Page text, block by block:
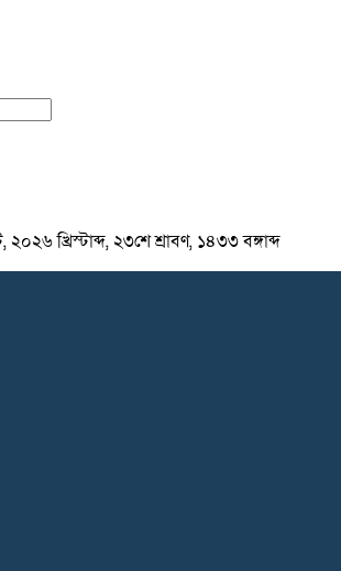
খ্রিস্টাব্দ, ২৩শে শ্রাবণ, ১৪৩৩ বঙ্গাব্দ